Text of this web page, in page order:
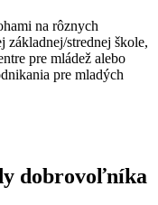
na rôznych
základnej/strednej škole,
pre mládež alebo
pre mladých
dobrovoľníka